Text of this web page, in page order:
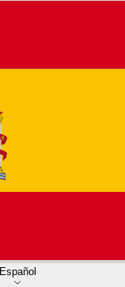
Español